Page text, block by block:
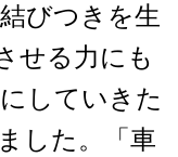
びつきを生
せる力にも
していきた
した。「車